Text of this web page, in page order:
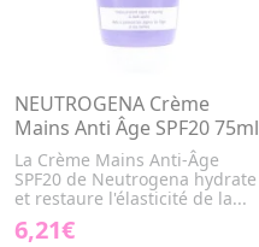
NEUTROGENA Crème
Mains Anti Âge SPF20 75ml
La Crème Mains Anti-Âge
SPF20 de Neutrogena hydrate
et restaure l'élasticité de la...
6,21€